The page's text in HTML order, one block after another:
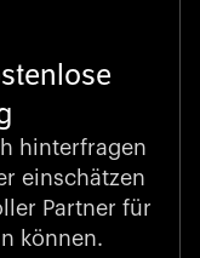
die die Welt
Intelligenz
hinterfragen
einschätzen
Partner für
können.